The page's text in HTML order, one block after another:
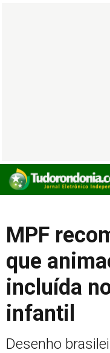
MPF
que
incluída
infantil
Desenho